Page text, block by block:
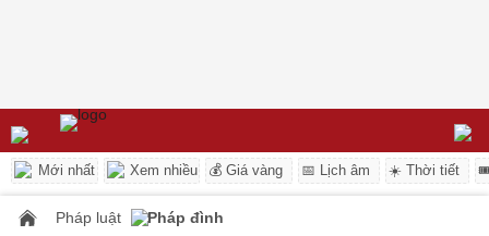
Mới nhất Xem nhiều 💰 Giá vàng 📅 Lịch âm ☀️ Thời tiết
Pháp luật Pháp đình